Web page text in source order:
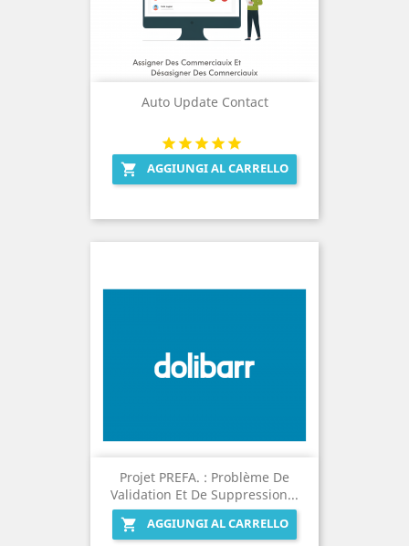
Auto Update Contact
 AGGIUNGI AL CARRELLO
Projet PREFA. : Problème De
Validation Et De Suppression...

AGGIUNGI AL CARRELLO